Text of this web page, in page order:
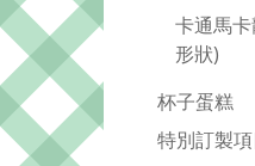
卡通馬
形狀)
杯子蛋糕
特別訂製項